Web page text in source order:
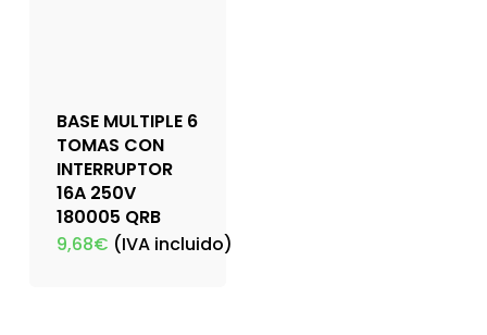
BASE MULTIPLE 6
TOMAS CON
INTERRUPTOR
16A 250V
180005 QRB
9,68€ (IVA incluido)